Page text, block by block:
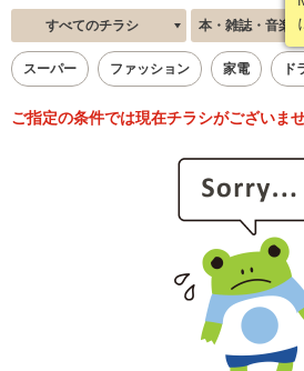
すべてのチラシ 本・雑誌・音楽・DVD・
スーパー ファッション 家電 ド
ご指定の条件では現在チラシがございませ